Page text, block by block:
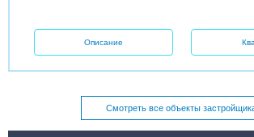
Описание
Смотреть все объекты